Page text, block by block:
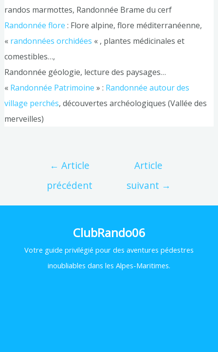
randos marmottes, Randonnée Brame du cerf
Randonnée flore : Flore alpine, flore méditerranéenne,
« randonnées orchidées « , plantes médicinales et
comestibles…,
Randonnée géologie, lecture des paysages…
« Randonnée Patrimoine » : Randonnée autour des
village perchés, découvertes archéologiques (Vallée des
merveilles)
← Article
précédent
Article
suivant →
ClubRando06
Votre guide privilégié pour des aventures pédestres
inoubliables dans les Alpes-Maritimes.